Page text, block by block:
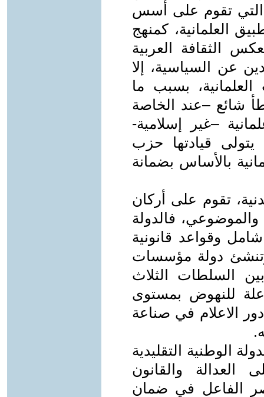
التي تقوم على أسس
العلمانية، كمنهج
الثقافة العربية
عن السياسية، إلا
بسبب ما
شائع –عند الخاصة
–غير إسلامية-
يتولى قيادتها حزب
بالأساس بضمانة
تقوم على أركان
فالدولة
وقواعد قانونية
وتنشئ دولة مؤسسات
السلطات الثلاث
للنهوض بمستوى
الاعلام في صناعة
الوطنية التقليدية
العدالة والقانون
الفاعل في ضمان